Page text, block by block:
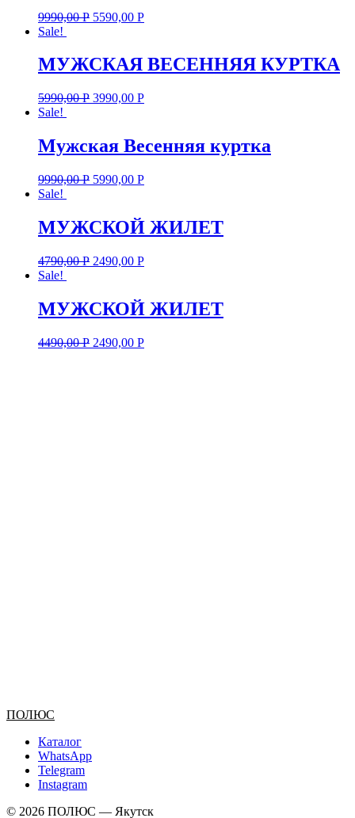
9990,00Р 5590,00 Р
Sale!
МУЖСКАЯ ВЕСЕННЯЯ КУРТКА
5990,00Р 3990,00 Р
Sale!
Мужская Весенняя куртка
9990,00Р 5990,00 Р
Sale!
МУЖСКОЙ ЖИЛЕТ
4790,00Р 2490,00 Р
Sale!
МУЖСКОЙ ЖИЛЕТ
4490,00Р 2490,00 Р
ПОЛЮС
Каталог
WhatsApp
Telegram
Instagram
© 2026 ПОЛЮС — Якутск